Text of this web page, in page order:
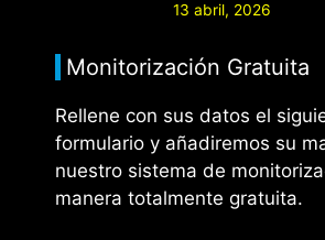
13 abril, 2026
Monitorización Gratuita
Rellene con sus datos el
formulario y añadiremos su
nuestro sistema de
manera totalmente gratuita.